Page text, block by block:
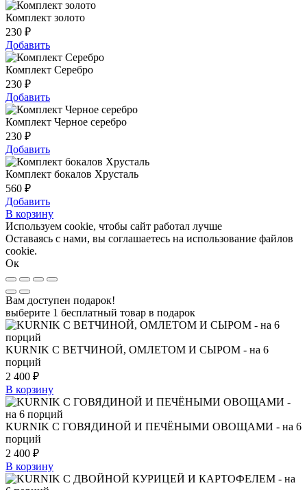
Комплект золото
230 ₽
Добавить
Комплект Серебро
230 ₽
Добавить
Комплект Черное серебро
230 ₽
Добавить
Комплект бокалов Хрусталь
560 ₽
Добавить
В корзину
Используем cookie, чтобы сайт работал лучше
Оставаясь с нами, вы соглашаетесь на использование файлов
cookie.
Ок
Вам доступен подарок!
выберите 1 бесплатный товар в подарок
KURNIK С ВЕТЧИНОЙ, ОМЛЕТОМ И СЫРОМ - на 6
порций
2 400 ₽
В корзину
KURNIK С ГОВЯДИНОЙ И ПЕЧЁНЫМИ ОВОЩАМИ - на 6
порций
2 400 ₽
В корзину